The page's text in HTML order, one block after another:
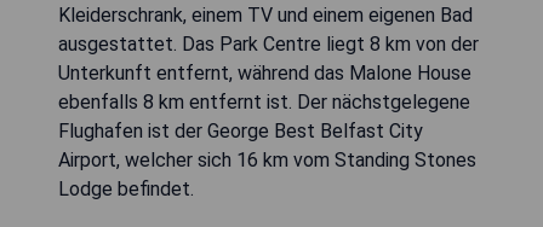
Kleiderschrank, einem TV und einem eigenen Bad
ausgestattet. Das Park Centre liegt 8 km von der
Unterkunft entfernt, während das Malone House
ebenfalls 8 km entfernt ist. Der nächstgelegene
Flughafen ist der George Best Belfast City
Airport, welcher sich 16 km vom Standing Stones
Lodge befindet.